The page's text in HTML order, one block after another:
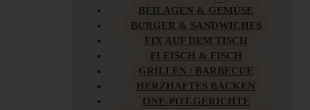
BEILAGEN & GEMÜSE
BURGER & SANDWICHES
FIX AUF DEM TISCH
FLEISCH & FISCH
GRILLEN / BARBECUE
HERZHAFTES BACKEN
ONE-POT-GERICHTE